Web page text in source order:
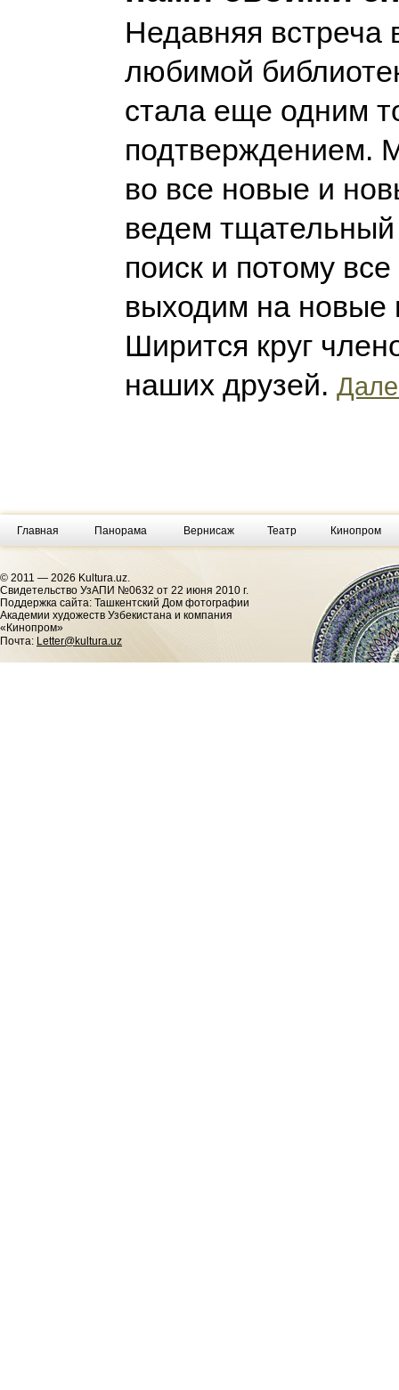
Недавняя встреча
любимой
стала еще одним
подтверждением.
во все новые и
ведем тщательный
поиск и потому
выходим на новые
Ширится круг
наших друзей.
Главная Панорама Вернисаж Театр Кинопром
© 2011 — 2026 Kultura.uz.
Cвидетельство УзАПИ №0632 от 22 июня 2010 г.
Поддержка сайта: Ташкентский Дом фотографии
Академии художеств Узбекистана и компания
«Кинопром»
Почта: Letter@kultura.uz